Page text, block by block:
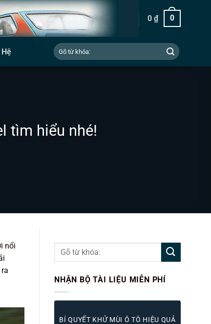
0₫ 0
Tìm
kiếm:
tìm hiểu nhé!
nổi
NHẬN BỘ TÀI LIỆU MIỄN PHÍ
BÍ QUYẾT KHỬ MÙI Ô TÔ HIỆU QUẢ